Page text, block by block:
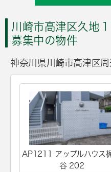
川崎市高津区久地
募集中の物件
神奈川県川崎市高津区
AP1211 アップルハウス
谷 202